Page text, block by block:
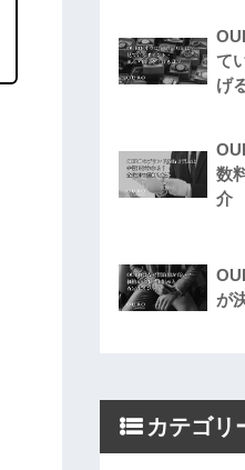
て
げ
数
介
が
カテゴリ